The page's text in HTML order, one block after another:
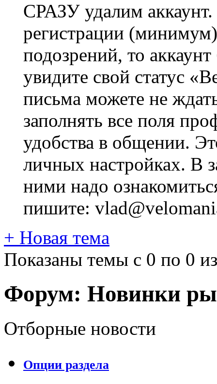
СРАЗУ удалим
регистрации
подозрений, то
увидите свой статус
письма можете не
заполнять все поля
удобства в общении.
личных настройках. В
ними надо
пишите:
+ Новая тема
Показаны темы с 0 по 0
Форум: Новинки
Отборные новости
Опции раздела